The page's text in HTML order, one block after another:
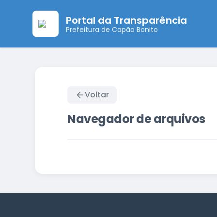
Portal da Transparência
Prefeitura de Capão Bonito
Voltar
Navegador de arquivos